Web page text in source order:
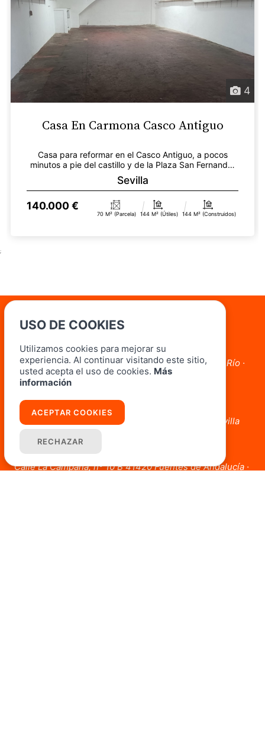
4
Casa En Carmona Casco Antiguo
Casa para reformar en el Casco Antiguo, a pocos
minutos a pie del castillo y de la Plaza San Fernando.
Ac...
Sevilla
140.000 €
70 M² (parcela) 144 M² (útiles) 144 M² (construidos)
;
Oficinas
Lora del Río
Avda. Marcos Orbaneja, 3 Local 3 41440 Lora Del Río ·
Sevilla
Carmona
Plaza San Antón, 3, Local A 41410 Carmona · Sevilla
Calle La Campana, nº 10 B 41420 Fuentes de Andalucía ·
USO DE COOKIES
Utilizamos cookies para mejorar su
experiencia. Al continuar visitando este sitio,
usted acepta el uso de cookies. Más
información
ACEPTAR COOKIES
RECHAZAR